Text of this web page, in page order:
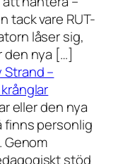
tack vare RUT-
låser sig,
nya […]
Strand –
eller den nya
finns personlig
Genom
stöd